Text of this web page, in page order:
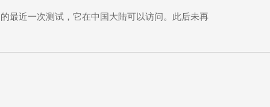
最近一次测试，它在中国大陆可以访问。此后未再